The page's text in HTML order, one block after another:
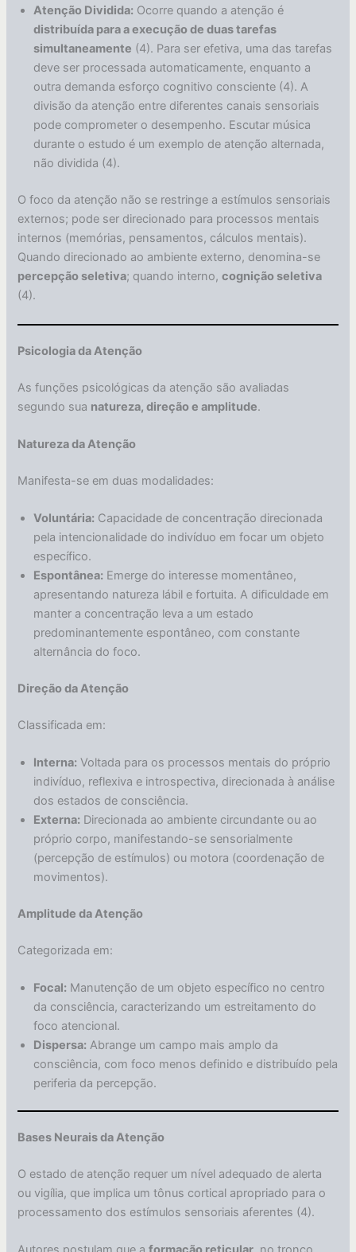
Atenção Dividida: Ocorre quando a atenção é
distribuída para a execução de duas tarefas
simultaneamente (4). Para ser efetiva, uma das tarefas
deve ser processada automaticamente, enquanto a
outra demanda esforço cognitivo consciente (4). A
divisão da atenção entre diferentes canais sensoriais
pode comprometer o desempenho. Escutar música
durante o estudo é um exemplo de atenção alternada,
não dividida (4).
O foco da atenção não se restringe a estímulos sensoriais
externos; pode ser direcionado para processos mentais
internos (memórias, pensamentos, cálculos mentais).
Quando direcionado ao ambiente externo, denomina-se
percepção seletiva; quando interno,cognição seletiva
(4).
Psicologia da Atenção
As funções psicológicas da atenção são avaliadas
segundo sua natureza, direção e amplitude.
Natureza da Atenção
Manifesta-se em duas modalidades:
Voluntária: Capacidade de concentração direcionada
pela intencionalidade do indivíduo em focar um objeto
específico.
Espontânea: Emerge do interesse momentâneo,
apresentando natureza lábil e fortuita. A dificuldade em
manter a concentração leva a um estado
predominantemente espontâneo, com constante
alternância do foco.
Direção da Atenção
Classificada em:
Interna: Voltada para os processos mentais do próprio
indivíduo, reflexiva e introspectiva, direcionada à análise
dos estados de consciência.
Externa: Direcionada ao ambiente circundante ou ao
próprio corpo, manifestando-se sensorialmente
(percepção de estímulos) ou motora (coordenação de
movimentos).
Amplitude da Atenção
Categorizada em:
Focal: Manutenção de um objeto específico no centro
da consciência, caracterizando um estreitamento do
foco atencional.
Dispersa: Abrange um campo mais amplo da
consciência, com foco menos definido e distribuído pela
periferia da percepção.
Bases Neurais da Atenção
O estado de atenção requer um nível adequado de alerta
ou vigília, que implica um tônus cortical apropriado para o
processamento dos estímulos sensoriais aferentes (4).